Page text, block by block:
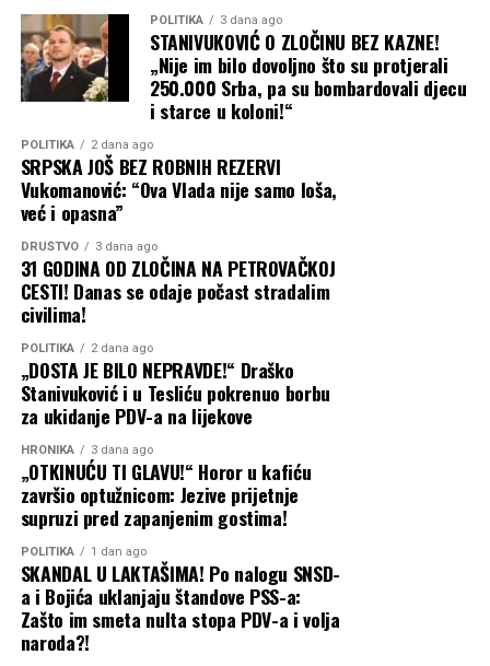
POLITIKA 3 dana ago
STANIVUKOVIĆ O ZLOČINU BEZ KAZNE!
„Nije im bilo dovoljno što su protjerali
250.000 Srba, pa su bombardovali djecu
i starce u koloni!“
POLITIKA 2 dana ago
SRPSKA JOŠ BEZ ROBNIH REZERVI
Vukomanović: “Ova Vlada nije samo loša,
već i opasna”
DRUŠTVO 3 dana ago
31 GODINA OD ZLOČINA NA PETROVAČKOJ
CESTI! Danas se odaje počast stradalim
civilima!
POLITIKA 2 dana ago
„DOSTA JE BILO NEPRAVDE!“ Draško
Stanivuković i u Tesliću pokrenuo borbu
za ukidanje PDV-a na lijekove
HRONIKA 3 dana ago
„OTKINUĆU TI GLAVU!“ Horor u kafiću
završio optužnicom: Jezive prijetnje
supruzi pred zapanjenim gostima!
POLITIKA 1 dan ago
SKANDAL U LAKTAŠIMA! Po nalogu SNSD-
a i Bojića uklanjaju štandove PSS-a:
Zašto im smeta nulta stopa PDV-a i volja
naroda?!